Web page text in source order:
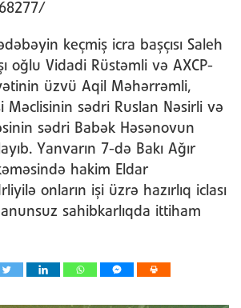
keçmiş icra başçısı Saleh
oğlu Vidadi Rüstəmli və AXCP-
üzvü Aqil Məhərrəmli,
Məclisinin sədri Ruslan Nəsirli və
sədri Babək Həsənovun
Yanvarın 7-də Bakı Ağır
hakim Eldar
onların işi üzrə hazırlıq iclası
sahibkarlıqda ittiham